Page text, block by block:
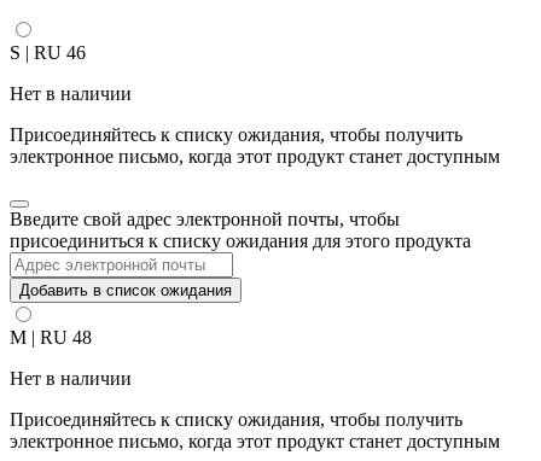
S | RU 46
Нет в наличии
Присоединяйтесь к списку ожидания, чтобы получить
электронное письмо, когда этот продукт станет доступным
Закрыть
уведомление
Введите свой адрес электронной почты, чтобы
присоединиться к списку ожидания для этого продукта
Добавить в список ожидания
M | RU 48
Нет в наличии
Присоединяйтесь к списку ожидания, чтобы получить
электронное письмо, когда этот продукт станет доступным